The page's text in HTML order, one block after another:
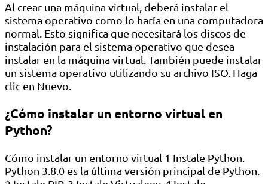
Al crear una máquina virtual, deberá instalar el
sistema operativo como lo haría en una computadora
normal. Esto significa que necesitará los discos de
instalación para el sistema operativo que desea
instalar en la máquina virtual. También puede instalar
un sistema operativo utilizando su archivo ISO. Haga
clic en Nuevo.
¿Cómo instalar un entorno virtual en
Python?
Cómo instalar un entorno virtual 1 Instale Python.
Python 3.8.0 es la última versión principal de Python.